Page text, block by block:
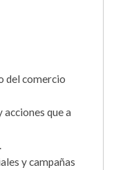
del comercio
que a
y campañas